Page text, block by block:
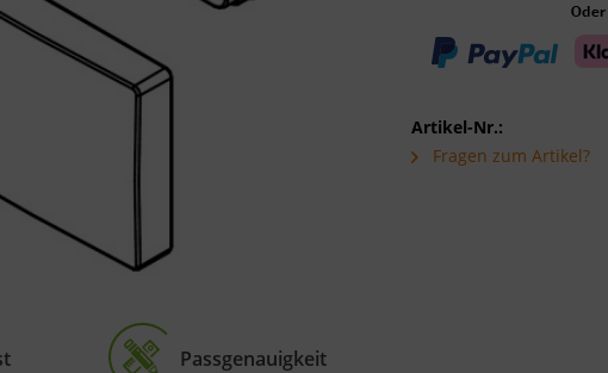
Passgenauigkeit
Artikel-Nr.:
Fragen zum Artikel?